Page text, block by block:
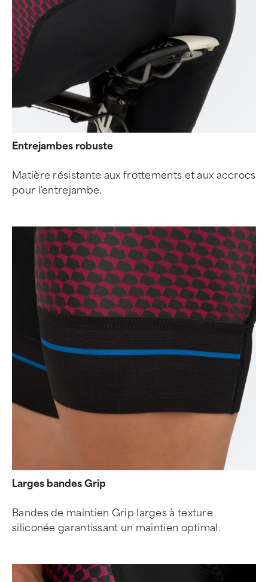
Entrejambes robuste
Matière résistante aux frottements et aux accrocs
pour l'entrejambe.
Larges bandes Grip
Bandes de maintien Grip larges à texture
siliconée garantissant un maintien optimal.